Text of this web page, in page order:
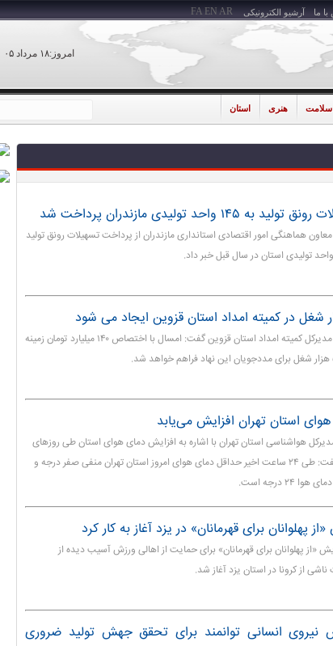
ما آرشیو الکترونیکی
امروز:۱۸ مرداد ۰۵
FA EN AR
سلامت هنری استان
به ۱۴۵ واحد تولیدی مازندران پرداخت شد
هماهنگی امور اقتصادی استانداری مازندران از پرداخت تسهیلات رونق تولید
قزوین- مدیرکل کمیته امداد استان قزوین گفت: امسال با اختصاص ۱۴۰ میلیارد تومان زمینه
استان تهران افزایش می‌یابد
هواشناسی استان تهران با اشاره به افزایش دمای هوای استان طی روزهای
آینده گفت: طی ۲۴ ساعت اخیر حداقل دمای هوای امروز استان تهران منفی صفر درجه و
۲۴ درجه است.
پهلوانان برای قهرمانان» در یزد آغاز به کار کرد
«از پهلوانان برای قهرمانان» برای حمایت از اهالی ورزش آسیب دیده از
از کرونا در استان یزد آغاز شد.
نیروی انسانی توانمند برای تحقق جهش تولید ضروری